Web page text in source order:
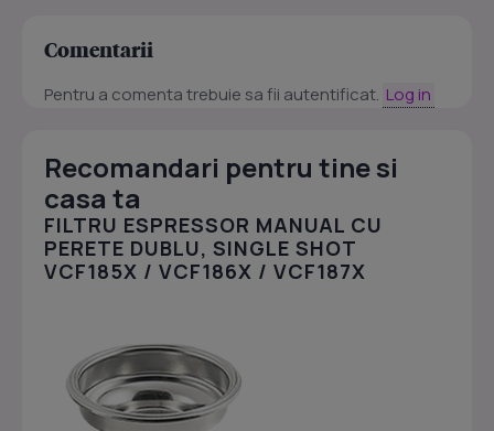
Comentarii
Pentru a comenta trebuie sa fii autentificat. Log in
Recomandari pentru tine si
casa ta
FILTRU ESPRESSOR MANUAL CU
PERETE DUBLU, SINGLE SHOT
VCF185X / VCF186X / VCF187X